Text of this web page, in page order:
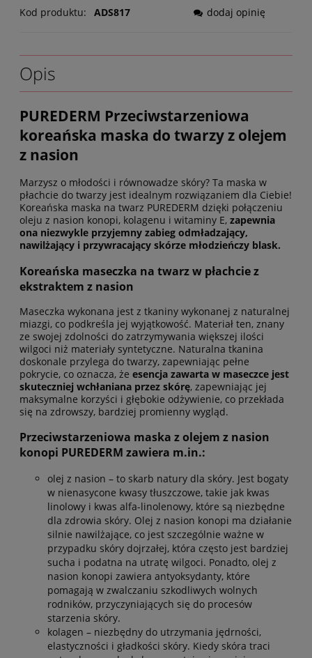
Kod produktu:
ADS817
dodaj opinię
Opis
PUREDERM Przeciwstarzeniowa
koreańska maska do twarzy z olejem
z nasion
Marzysz o młodości i równowadze skóry? Ta maska w
płachcie do twarzy jest idealnym rozwiązaniem dla Ciebie!
Koreańska maska na twarz PUREDERM dzięki połączeniu
oleju z nasion konopi, kolagenu i witaminy E, zapewnia
ona niezwykle przyjemny zabieg odmładzający,
nawilżający i przywracający skórze młodzieńczy blask.
Koreańska maseczka na twarz w płachcie z
ekstraktem z nasion
Maseczka wykonana jest z tkaniny wykonanej z naturalnej
miazgi, co podkreśla jej wyjątkowość. Materiał ten, znany
ze swojej zdolności do zatrzymywania większej ilości
wilgoci niż materiały syntetyczne. Naturalna tkanina
doskonale przylega do twarzy, zapewniając pełne
pokrycie, co oznacza, że esencja zawarta w maseczce jest
skuteczniej wchłaniana przez skórę, zapewniając jej
maksymalne korzyści i głębokie odżywienie, co przekłada
się na zdrowszy, bardziej promienny wygląd.
Przeciwstarzeniowa maska z olejem z nasion
konopi PUREDERM zawiera m.in.:
olej z nasion – to skarb natury dla skóry. Jest bogaty
w nienasycone kwasy tłuszczowe, takie jak kwas
linolowy i kwas alfa-linolenowy, które są niezbędne
dla zdrowia skóry. Olej z nasion konopi ma działanie
silnie nawilżające, co jest szczególnie ważne w
przypadku skóry dojrzałej, która często jest bardziej
sucha i podatna na utratę wilgoci. Ponadto, olej z
nasion konopi zawiera antyoksydanty, które
pomagają w zwalczaniu szkodliwych wolnych
rodników, przyczyniających się do procesów
starzenia skóry.
kolagen – niezbędny do utrzymania jędrności,
elastyczności i gładkości skóry. Kiedy skóra traci